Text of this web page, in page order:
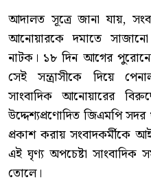
আদালত সূত্রে জানা যায়,
আনোয়ারকে দমাতে
নাটক। ১৮ দিন আগের পুরোনো
সেই সন্ত্রাসীকে দিয়ে
সাংবাদিক আনোয়ারের
উদ্দেশ্যপ্রণোদিত জিএমপি
প্রকাশ করায় সংবাদকর্মীকে
এই ঘৃণ্য অপচেষ্টা সাংবাদিক
তোলে।